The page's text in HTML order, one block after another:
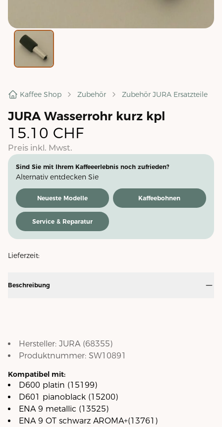
Kaffee Shop Zubehör Zubehör JURA Ersatzteile
JURA Wasserrohr kurz kpl
15.10 CHF
Preis inkl. Mwst.
Sind Sie mit Ihrem Kaffeeerlebnis noch zufrieden?
Alternativ entdecken Sie
Neueste Modelle Kaffeebohnen
Service & Reparatur
Lieferzeit:
Beschreibung
Hersteller: JURA(68355)
Produktnummer: SW10891
Kompatibel mit:
D600 platin (15199)
D601 pianoblack (15200)
ENA 9 metallic (13525)
ENA 9 OT schwarz AROMA+(13761)